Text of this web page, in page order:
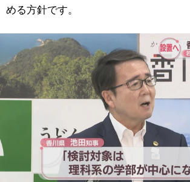
める方針です。